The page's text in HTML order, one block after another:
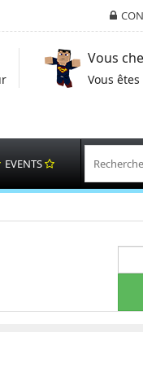
Vous
Vous
EVENTS